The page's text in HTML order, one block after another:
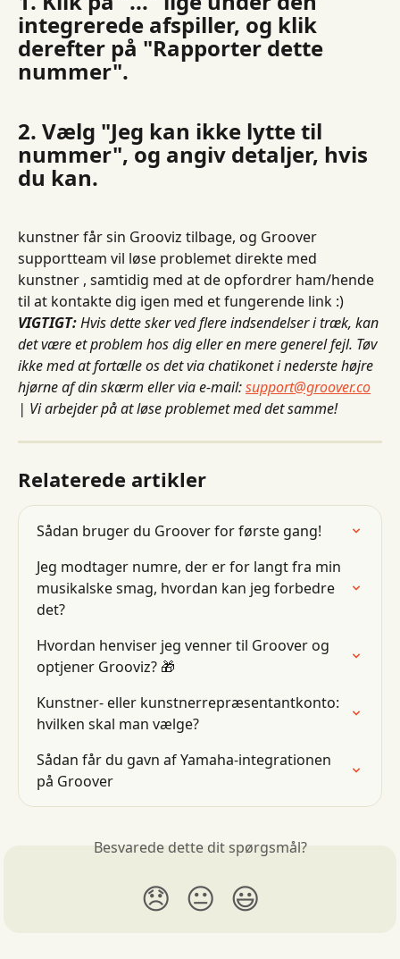
integrerede afspiller, og klik
derefter på "Rapporter dette
nummer".
2. Vælg "Jeg kan ikke lytte til
nummer", og angiv detaljer, hvis
du kan.
kunstner får sin Grooviz tilbage, og Groover
supportteam vil løse problemet direkte med
kunstner , samtidig med at de opfordrer ham/hende
til at kontakte dig igen med et fungerende link :)
VIGTIGT:Hvis dette sker ved flere indsendelser i træk, kan
det være et problem hos dig eller en mere generel fejl. Tøv
ikke med at fortælle os det via chatikonet i nederste højre
hjørne af din skærm eller via e-mail:support@groover.co
| Vi arbejder på at løse problemet med det samme!
Relaterede artikler
Sådan bruger du Groover for første gang!
Jeg modtager numre, der er for langt fra min
musikalske smag, hvordan kan jeg forbedre
det?
Hvordan henviser jeg venner til Groover og
optjener Grooviz? 🎁
Kunstner- eller kunstnerrepræsentantkonto:
hvilken skal man vælge?
Sådan får du gavn af Yamaha-integrationen
på Groover
Besvarede dette dit spørgsmål?
😞 😐 😃